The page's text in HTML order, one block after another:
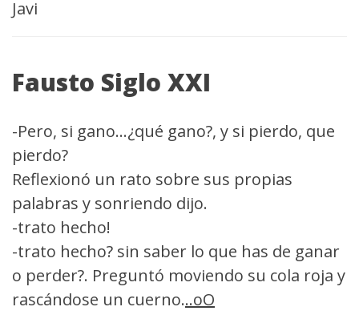
Javi
Fausto Siglo XXI
-Pero, si gano...¿qué gano?, y si pierdo, que
pierdo?
Reflexionó un rato sobre sus propias
palabras y sonriendo dijo.
-trato hecho!
-trato hecho? sin saber lo que has de ganar
o perder?. Preguntó moviendo su cola roja y
rascándose un cuerno...oO